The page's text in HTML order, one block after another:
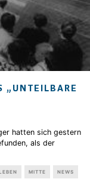
„UNTEILBARE
hatten sich gestern
als der
MITTE NEWS